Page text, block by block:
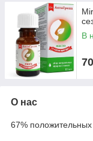
В
О нас
67% положительных